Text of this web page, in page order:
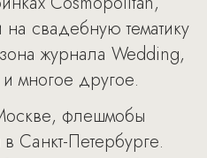
на свадебную тематику
журнала Wedding,
многое другое.
флешмобы
Санкт-Петербурге.